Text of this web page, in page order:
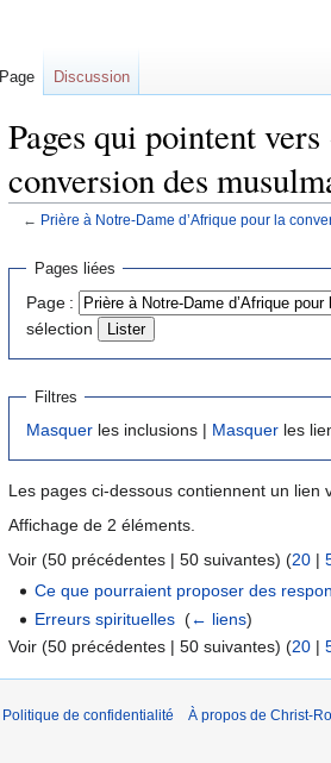
Pages qui pointent
conversion des
← Prière à Notre-Dame d’Afrique pour la
Aller
navigation
Aller
recherche
Pages liées
Page :
sélection
Filtres
Masquer les inclusions | Masquer les
Les pages ci-dessous contiennent un lien
Affichage de 2 éléments.
Voir (50 précédentes | 50 suivantes) (20 |
Ce que pourraient proposer des
Erreurs spirituelles ‎(← liens)
Voir (50 précédentes | 50 suivantes) (20 |
Page Discussion
Politique de confidentialité À propos de Christ-